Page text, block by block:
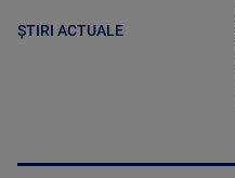
ȘTIRI ACTUALE